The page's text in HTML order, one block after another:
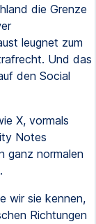
die Grenze
leugnet zum
Und das
den Social
X, vormals
Notes
ganz normalen
wir sie kennen,
Richtungen